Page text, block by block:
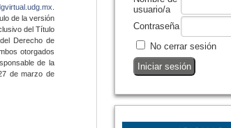
usuario/a
Contraseña
No cerrar sesión
de la versión
del Título
Derecho de
otorgados
de la
de marzo de